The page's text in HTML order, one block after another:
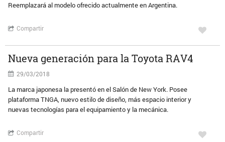
Reemplazará al modelo ofrecido actualmente en Argentina.
Compartir
Nueva generación para la Toyota RAV4
29/03/2018
La marca japonesa la presentó en el Salón de New York. Posee
plataforma TNGA, nuevo estilo de diseño, más espacio interior y
nuevas tecnologías para el equipamiento y la mecánica.
Compartir